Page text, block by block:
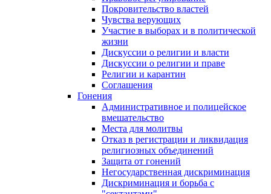
Покровительство властей
Чувства верующих
Участие в выборах и в политической
жизни
Дискуссии о религии и власти
Дискуссии о религии и праве
Религии и карантин
Соглашения
Гонения
Административное и полицейское
вмешательство
Места для молитвы
Отказ в регистрации и ликвидация
религиозных объединений
Защита от гонений
Негосударственная дискриминация
Дискриминация и борьба с